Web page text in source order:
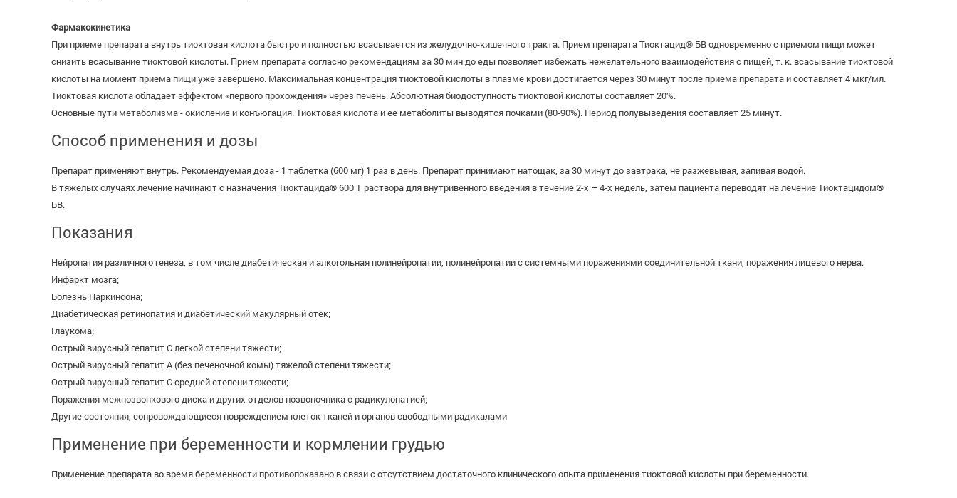
Фармакокинетика
При приеме препарата внутрь тиоктовая кислота быстро и полностью всасывается из желудочно-кишечного тракта. Прием препарата Тиоктацид® БВ одновременно с приемом пищи может
снизить всасывание тиоктовой кислоты. Прием препарата согласно рекомендациям за 30 мин до еды позволяет избежать нежелательного взаимодействия с пищей, т. к. всасывание тиоктовой
кислоты на момент приема пищи уже завершено. Максимальная концентрация тиоктовой кислоты в плазме крови достигается через 30 минут после приема препарата и составляет 4 мкг/мл.
Тиоктовая кислота обладает эффектом «первого прохождения» через печень. Абсолютная биодоступность тиоктовой кислоты составляет 20%.
Основные пути метаболизма - окисление и конъюгация. Тиоктовая кислота и ее метаболиты выводятся почками (80-90%). Период полувыведения составляет 25 минут.
Способ применения и дозы
Препарат применяют внутрь. Рекомендуемая доза - 1 таблетка (600 мг) 1 раз в день. Препарат принимают натощак, за 30 минут до завтрака, не разжевывая, запивая водой.
В тяжелых случаях лечение начинают с назначения Тиоктацида® 600 Т раствора для внутривенного введения в течение 2-х – 4-х недель, затем пациента переводят на лечение Тиоктацидом®
БВ.
Показания
Нейропатия различного генеза, в том числе диабетическая и алкогольная полинейропатии, полинейропатии с системными поражениями соединительной ткани, поражения лицевого нерва.
Инфаркт мозга;
Болезнь Паркинсона;
Диабетическая ретинопатия и диабетический макулярный отек;
Глаукома;
Острый вирусный гепатит С легкой степени тяжести;
Острый вирусный гепатит А (без печеночной комы) тяжелой степени тяжести;
Острый вирусный гепатит С средней степени тяжести;
Поражения межпозвонкового диска и других отделов позвоночника с радикулопатией;
Другие состояния, сопровождающиеся повреждением клеток тканей и органов свободными радикалами
Применение при беременности и кормлении грудью
Применение препарата во время беременности противопоказано в связи с отсутствием достаточного клинического опыта применения тиоктовой кислоты при беременности.